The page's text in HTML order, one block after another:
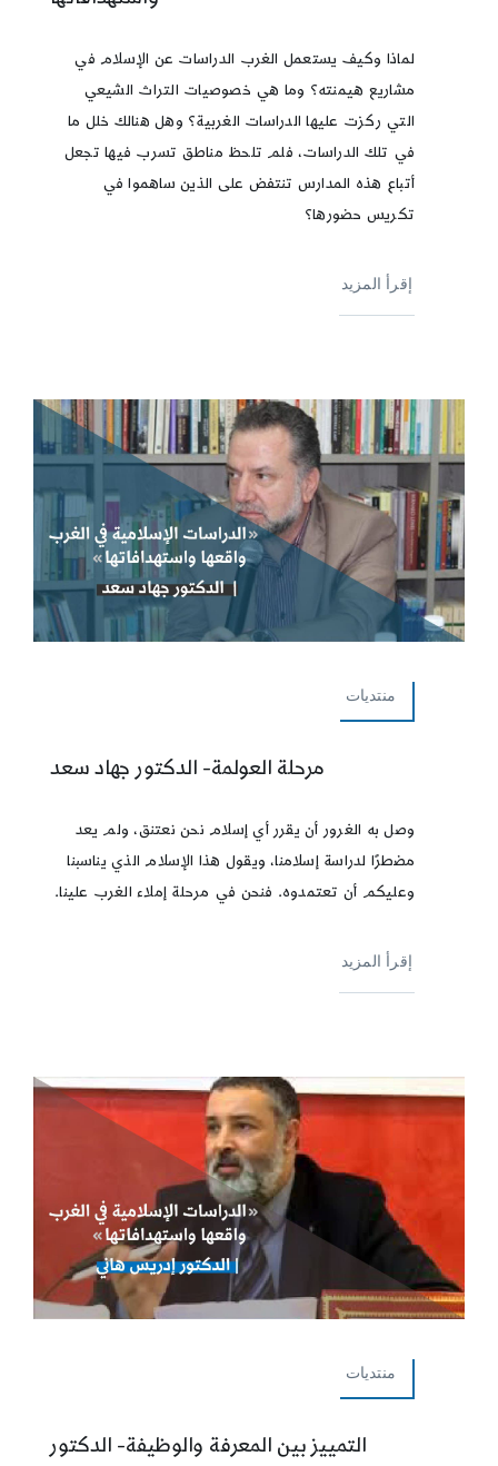
لماذا وكيف يستعمل الغرب الدراسات عن الإسلام في
مشاريع هيمنته؟ وما هي خصوصيات التراث الشيعي
التي ركزت عليها الدراسات الغربية؟ وهل هنالك خلل ما
في تلك الدراسات، فلم تلحظ مناطق تسرب فيها تجعل
أتباع هذه المدارس تنتفض على الذين ساهموا في
تكريس حضورها؟
إقرأ المزيد
منتديات
مرحلة العولمة- الدكتور جهاد سعد
وصل به الغرور أن يقرر أي إسلام نحن نعتنق، ولم يعد
مضطرًا لدراسة إسلامنا، ويقول هذا الإسلام الذي يناسبنا
وعليكم أن تعتمدوه. فنحن في مرحلة إملاء الغرب علينا.
إقرأ المزيد
منتديات
التمييز بين المعرفة والوظيفة- الدكتور